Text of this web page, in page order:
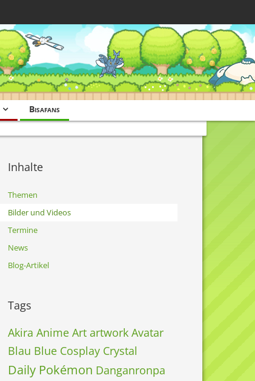
Bisafans
Inhalte
Themen
Bilder und Videos
Termine
News
Blog-Artikel
Tags
Akira Anime Art artwork Avatar
Blau Blue Cosplay Crystal
Daily Pokémon Danganronpa